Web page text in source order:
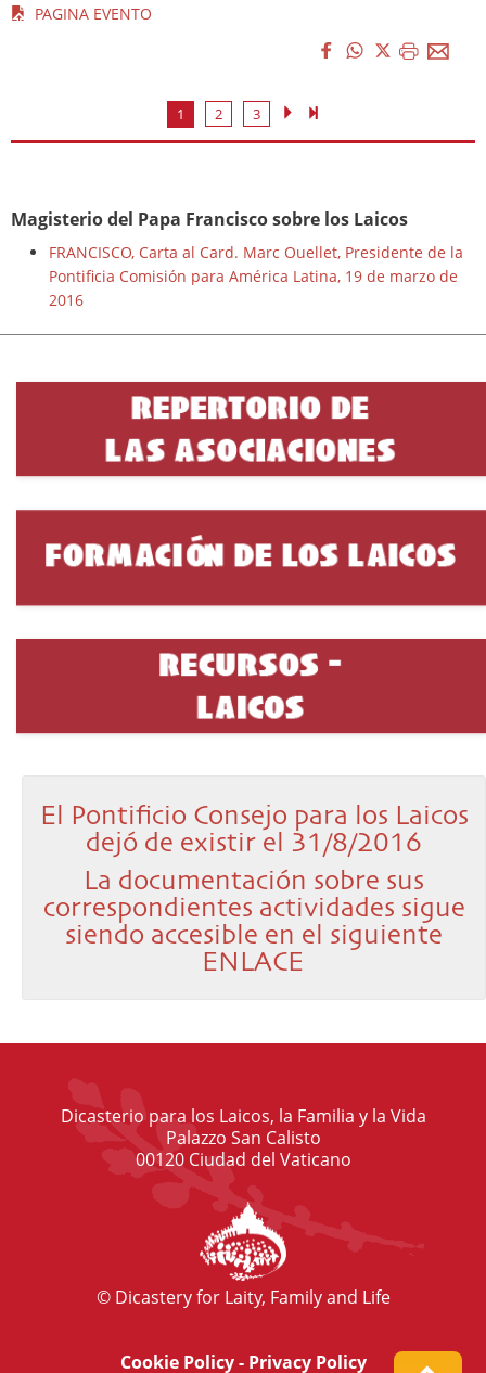
PAGINA EVENTO
1 2 3
Magisterio del Papa Francisco sobre los Laicos
FRANCISCO, Carta al Card. Marc Ouellet, Presidente de la
Pontificia Comisión para América Latina, 19 de marzo de
2016
El Pontificio Consejo para los Laicos
dejó de existir el 31/8/2016
La documentación sobre sus
correspondientes actividades sigue
siendo accesible en el siguiente
ENLACE
Dicasterio para los Laicos, la Familia y la Vida
Palazzo San Calisto
00120 Ciudad del Vaticano
© Dicastery for Laity, Family and Life
Cookie Policy- Privacy Policy